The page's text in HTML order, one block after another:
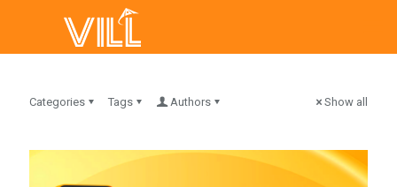
Categories Tags Authors Show all